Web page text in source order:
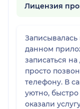
Лицензия
данном
записаться
просто
телефону. В самой клинике все чисто и
уютно,
оказали услугу. Приемлемая